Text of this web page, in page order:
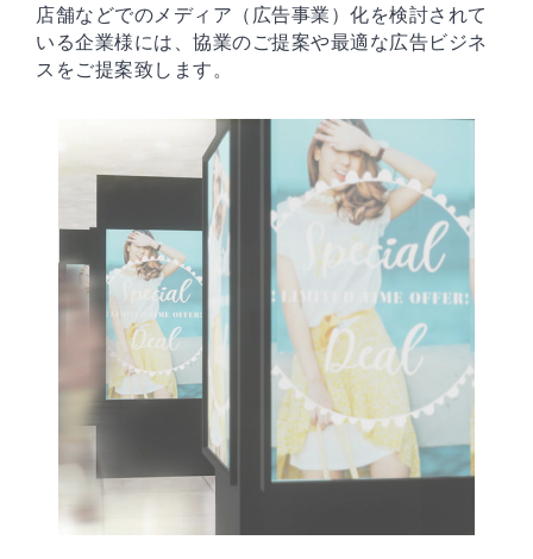
店舗などでのメディア（広告事業）化を検討されて
いる企業様には、協業のご提案や最適な広告ビジネ
スをご提案致します。